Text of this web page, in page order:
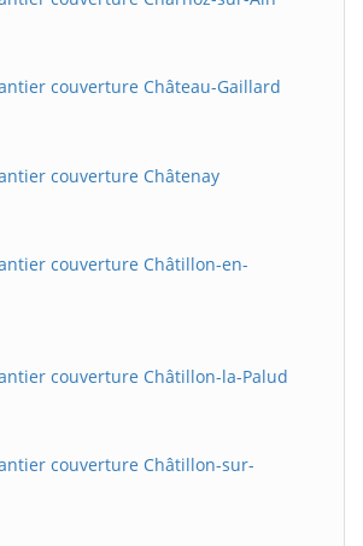
couverture Château-Gaillard
couverture Châtenay
couverture Châtillon-en-
couverture Châtillon-la-Palud
couverture Châtillon-sur-